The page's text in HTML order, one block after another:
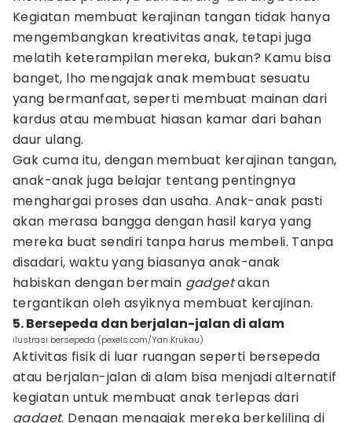
Kegiatan membuat kerajinan tangan tidak hanya
mengembangkan kreativitas anak, tetapi juga
melatih keterampilan mereka, bukan? Kamu bisa
banget, lho mengajak anak membuat sesuatu
yang bermanfaat, seperti membuat mainan dari
kardus atau membuat hiasan kamar dari bahan
daur ulang.
Gak cuma itu, dengan membuat kerajinan tangan,
anak-anak juga belajar tentang pentingnya
menghargai proses dan usaha. Anak-anak pasti
akan merasa bangga dengan hasil karya yang
mereka buat sendiri tanpa harus membeli. Tanpa
disadari, waktu yang biasanya anak-anak
habiskan dengan bermain gadgetakan
tergantikan oleh asyiknya membuat kerajinan.
5. Bersepeda dan berjalan-jalan di alam
ilustrasi bersepeda (pexels.com/Yan Krukau)
Aktivitas fisik di luar ruangan seperti bersepeda
atau berjalan-jalan di alam bisa menjadi alternatif
kegiatan untuk membuat anak terlepas dari
gadget. Dengan mengajak mereka berkeliling di